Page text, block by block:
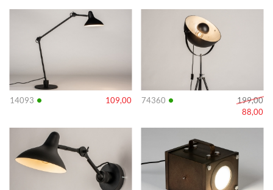
14093 • 109,00
Info
74360 •
199,00
88,00
Info
Info Info